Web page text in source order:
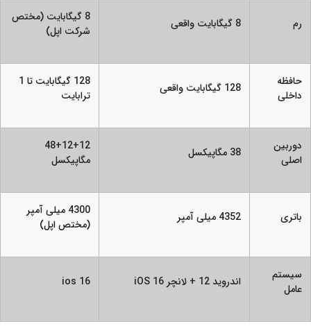
رم 8 گیگابایت واقعی
8 گیگابایت (مختص
شرکت اپل)
حافظه
داخلی
128 گیگابایت واقعی
128 گیگابایت تا 1
ترابایت
دوربین
اصلی
38 مگاپیکسل
48+12+12
مگاپیکسل
باتری 4352 میلی آمپر
4300 میلی آمپر
(مختص اپل)
سیستم
عامل
اندروید 12 + لانچر iOS 16 ios 16